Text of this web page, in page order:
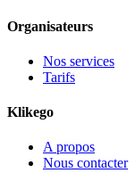
Organisateurs
Nos services
Tarifs
Klikego
A propos
Nous contacter